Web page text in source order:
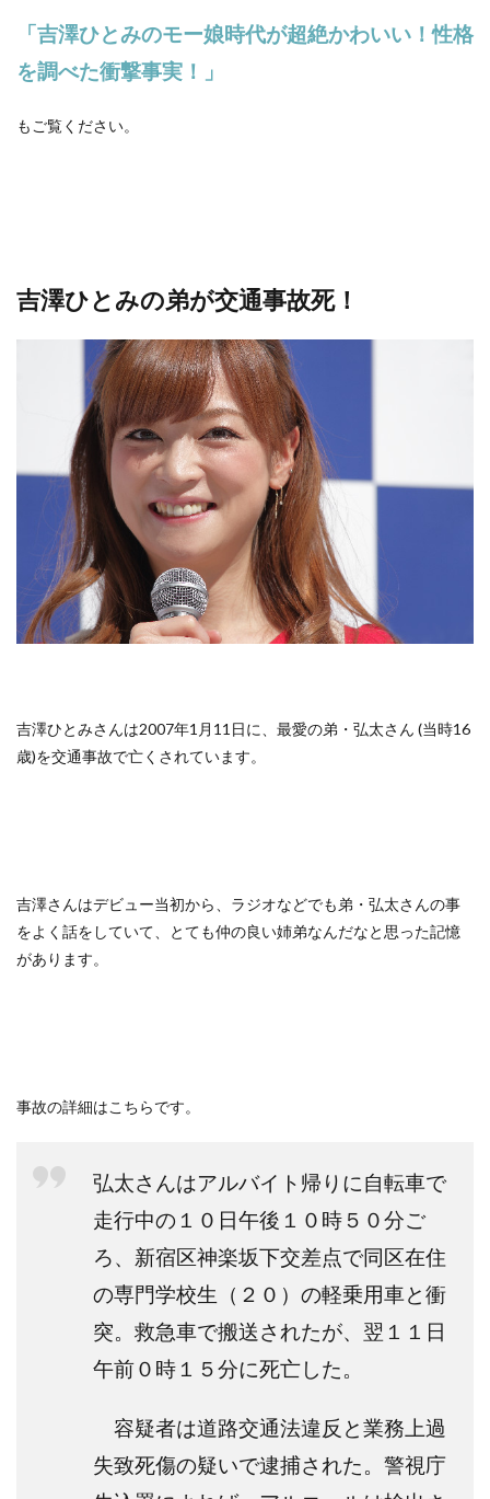
「吉澤ひとみのモー娘時代が超絶かわいい！性格
を調べた衝撃事実！」
もご覧ください。
吉澤ひとみの弟が交通事故死！
吉澤ひとみさんは2007年1月11日に、最愛の弟・弘太さん (当時16
歳)を交通事故で亡くされています。
吉澤さんはデビュー当初から、ラジオなどでも弟・弘太さんの事
をよく話をしていて、とても仲の良い姉弟なんだなと思った記憶
があります。
事故の詳細はこちらです。
弘太さんはアルバイト帰りに自転車で
走行中の１０日午後１０時５０分ご
ろ、新宿区神楽坂下交差点で同区在住
の専門学校生（２０）の軽乗用車と衝
突。救急車で搬送されたが、翌１１日
午前０時１５分に死亡した。
容疑者は道路交通法違反と業務上過
失致死傷の疑いで逮捕された。警視庁